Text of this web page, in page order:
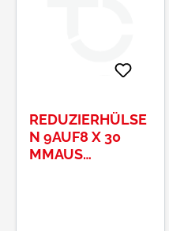
REDUZIERHÜLSE
N 9AUF8 X 30
MMAUS